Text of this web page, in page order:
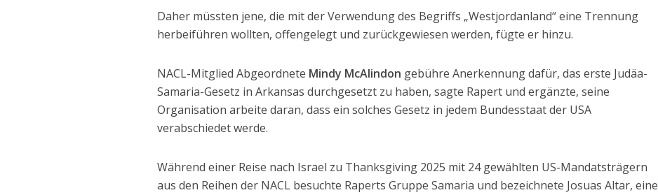
Daher müssten jene, die mit der Verwendung des Begriffs „Westjordanland“ eine Trennung
herbeiführen wollten, offengelegt und zurückgewiesen werden, fügte er hinzu.
NACL-Mitglied Abgeordnete Mindy McAlindon gebühre Anerkennung dafür, das erste Judäa-
Samaria-Gesetz in Arkansas durchgesetzt zu haben, sagte Rapert und ergänzte, seine
Organisation arbeite daran, dass ein solches Gesetz in jedem Bundesstaat der USA
verabschiedet werde.
Während einer Reise nach Israel zu Thanksgiving 2025 mit 24 gewählten US-Mandatsträgern
aus den Reihen der NACL besuchte Raperts Gruppe Samaria und bezeichnete Josuas Altar, eine